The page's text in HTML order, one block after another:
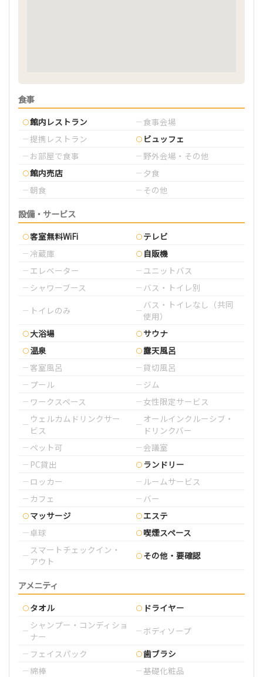
食事
館内レストラン
食事会場
提携レストラン
ビュッフェ
お部屋で食事
野外会場・その他
館内売店
夕食
朝食
その他
設備・サービス
客室無料WiFi
テレビ
冷蔵庫
自販機
エレベーター
ユニットバス
シャワーブース
バス・トイレ別
トイレのみ
バス・トイレなし（共同
使用）
大浴場
サウナ
温泉
露天風呂
客室風呂
貸切風呂
プール
ジム
ワークスペース
女性限定サービス
ウェルカムドリンクサー
ビス
オールインクルーシブ・
ドリンクバー
ペット可
会議室
PC貸出
ランドリー
ロッカー
ルームサービス
カフェ
バー
マッサージ
エステ
卓球
喫煙スペース
スマートチェックイン・
アウト
その他・要確認
アメニティ
タオル
ドライヤー
シャンプー・コンディショ
ナー
ボディソープ
フェイスパック
歯ブラシ
綿棒
基礎化粧品